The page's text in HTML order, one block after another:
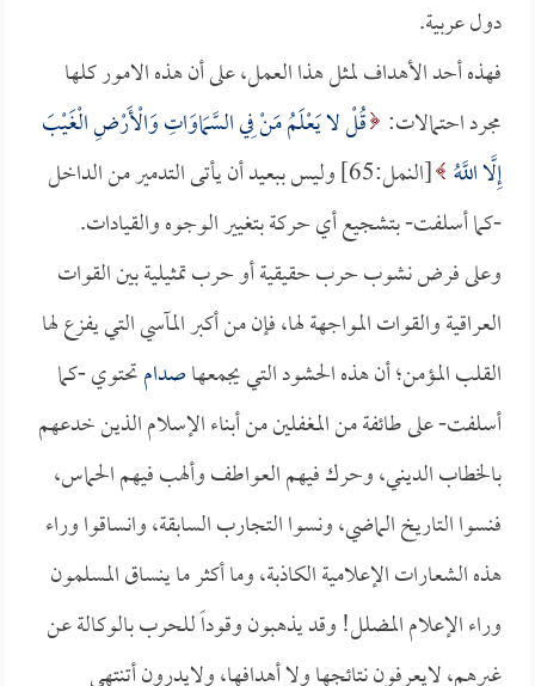
دول عربية.
فهذه أحد الأهداف لمثل هذا العمل، على أن هذه الامور كلها
مجرد احتمالات: قُلْ لا يَعْلَمُ مَنْ فِي السَّمَاوَاتِ وَالْأَرْضِ الْغَيْبَ
إِلَّا اللَّهُ
[النمل:65] وليس ببعيد أن يأتى التدمير من الداخل
-كما أسلفت- بتشجيع أي حركة بتغيير الوجوه والقيادات.
وعلى فرض نشوب حرب حقيقية أو حرب تمثيلية بين القوات
العراقية والقوات المواجهة لها، فإن من أكبر المآسي التي يفزع لها
القلب المؤمن؛ أن هذه الحشود التي يجمعهاصدامتحتوي -كما
أسلفت- على طائفة من المغفلين من أبناء الإسلام الذين خدعهم
بالخطاب الديني، وحرك فيهم العواطف وألهب فيهم الحماس،
فنسوا التاريخ الماضي، ونسوا التجارب السابقة، وانساقوا وراء
هذه الشعارات الإعلامية الكاذبة، وما أكثر ما ينساق المسلمون
وراء الإعلام المضلل! وقد يذهبون وقوداً للحرب بالوكالة عن